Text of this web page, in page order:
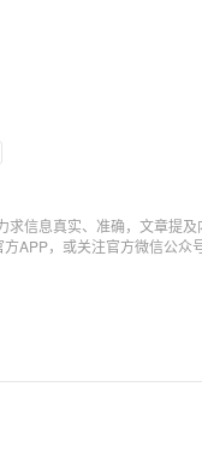
求信息真实、准确，文章提
APP，或关注官方微信公